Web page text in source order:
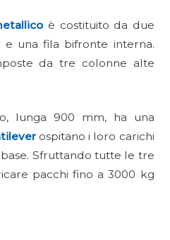
è costituito da due
una fila bifronte interna.
da tre colonne alte
lunga 900 mm, ha una
ospitano i loro carichi
Sfruttando tutte le tre
pacchi fino a 3000 kg